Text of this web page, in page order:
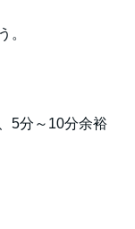
。
5分～10分余裕